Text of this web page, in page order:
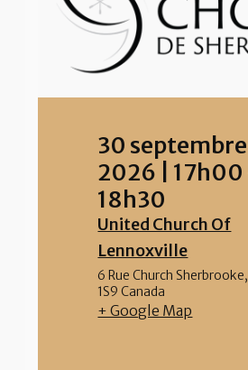
30 septembre
2026
17h00
18h30
United Church Of
Lennoxville
6 Rue Church Sherbrooke,
1S9 Canada
+ Google Map